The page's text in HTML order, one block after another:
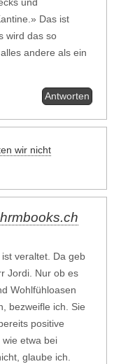
Das ist
wird das so
andere als ein
Antworten
wir nicht
veraltet. Da geb
Jordi. Nur ob es
Wohlfühloasen
bezweifle ich. Sie
positive
etwa bei
glaube ich.